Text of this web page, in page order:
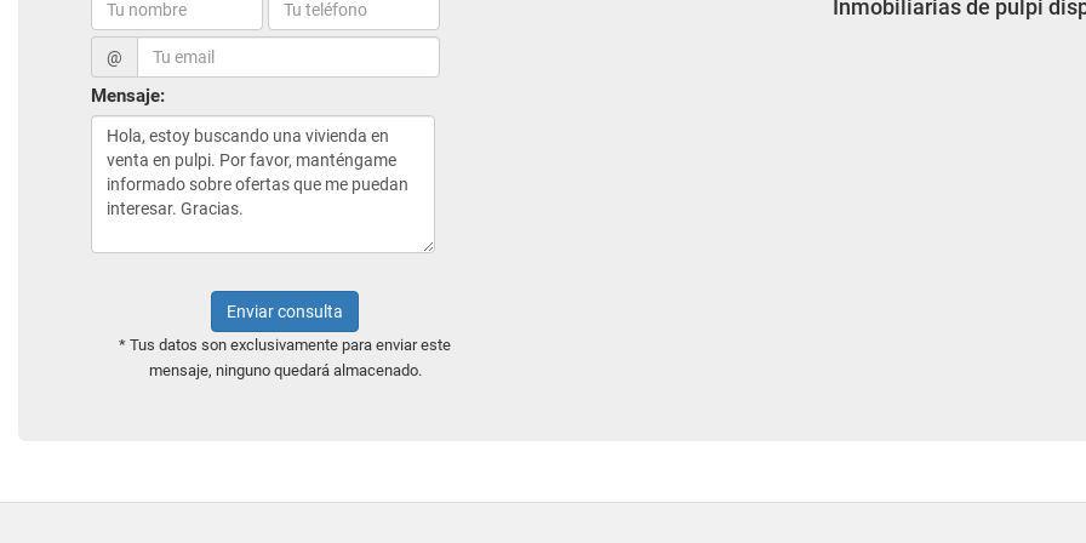
@
Mensaje:
Enviar consulta
* Tus datos son exclusivamente para enviar este
mensaje, ninguno quedará almacenado.
Inmobiliarias de pulpi